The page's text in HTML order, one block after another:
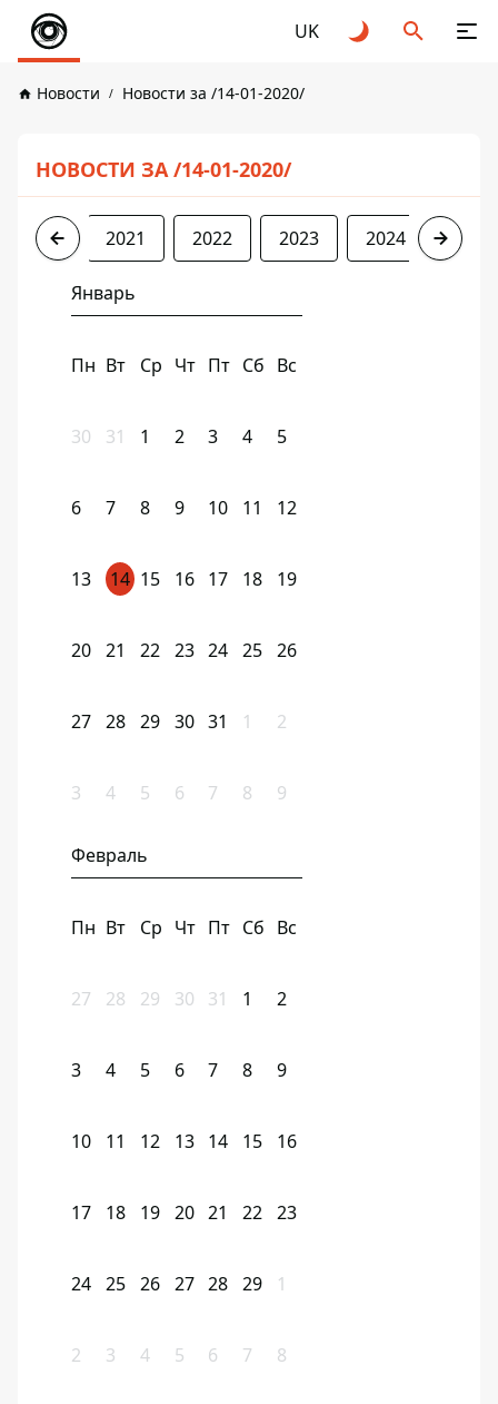
UK
Новости Новости за /14-01-2020/
НОВОСТИ ЗА /14-01-2020/
2020 2021 2022 2023 2024 2025
Январь
Пн Вт Ср Чт Пт Сб Вс
30 31 1 2 3 4 5
6 7 8 9 10 11 12
13 14 15 16 17 18 19
20 21 22 23 24 25 26
27 28 29 30 31 1 2
3 4 5 6 7 8 9
Февраль
Пн Вт Ср Чт Пт Сб Вс
27 28 29 30 31 1 2
3 4 5 6 7 8 9
10 11 12 13 14 15 16
17 18 19 20 21 22 23
24 25 26 27 28 29 1
2 3 4 5 6 7 8